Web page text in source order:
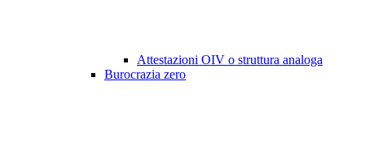
Attestazioni OIV o struttura analoga
Burocrazia zero